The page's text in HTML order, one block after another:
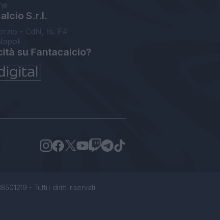
S.r.l.
- CdN, Is. F4
su Fantacalcio?
- Tutti i diritti riservati.